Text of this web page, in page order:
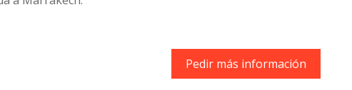
Pedir más información